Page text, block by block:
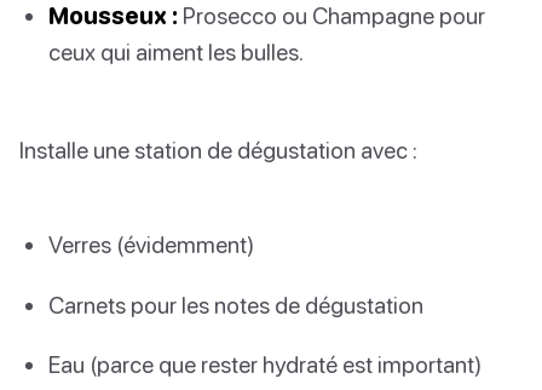
Mousseux : Prosecco ou Champagne pour
ceux qui aiment les bulles.
Installe une station de dégustation avec :
Verres (évidemment)
Carnets pour les notes de dégustation
Eau (parce que rester hydraté est important)